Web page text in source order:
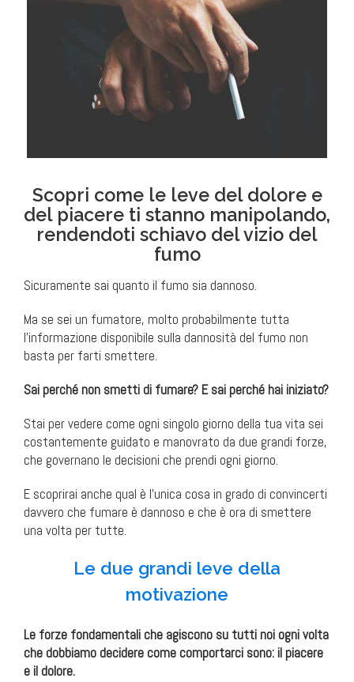
Scopri come le leve del dolore e
del piacere ti stanno manipolando,
rendendoti schiavo del vizio del
fumo
Sicuramente sai quanto il fumo sia dannoso.
Ma se sei un fumatore, molto probabilmente tutta
l’informazione disponibile sulla dannosità del fumo non
basta per farti smettere.
Sai perché non smetti di fumare? E sai perché hai iniziato?
Stai per vedere come ogni singolo giorno della tua vita sei
costantemente guidato e manovrato da due grandi forze,
che governano le decisioni che prendi ogni giorno.
E scoprirai anche qual è l’unica cosa in grado di convincerti
davvero che fumare è dannoso e che è ora di smettere
una volta per tutte.
Le due grandi leve della
motivazione
Le forze fondamentali che agiscono su tutti noi ogni volta
che dobbiamo decidere come comportarci sono: il piacere
e il dolore.